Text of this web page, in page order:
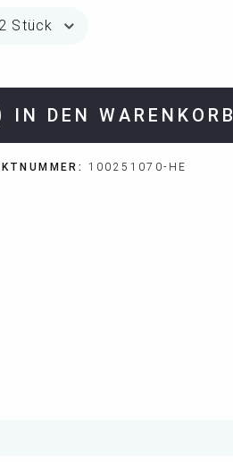
IN DEN WARENKORB
100251070-HE